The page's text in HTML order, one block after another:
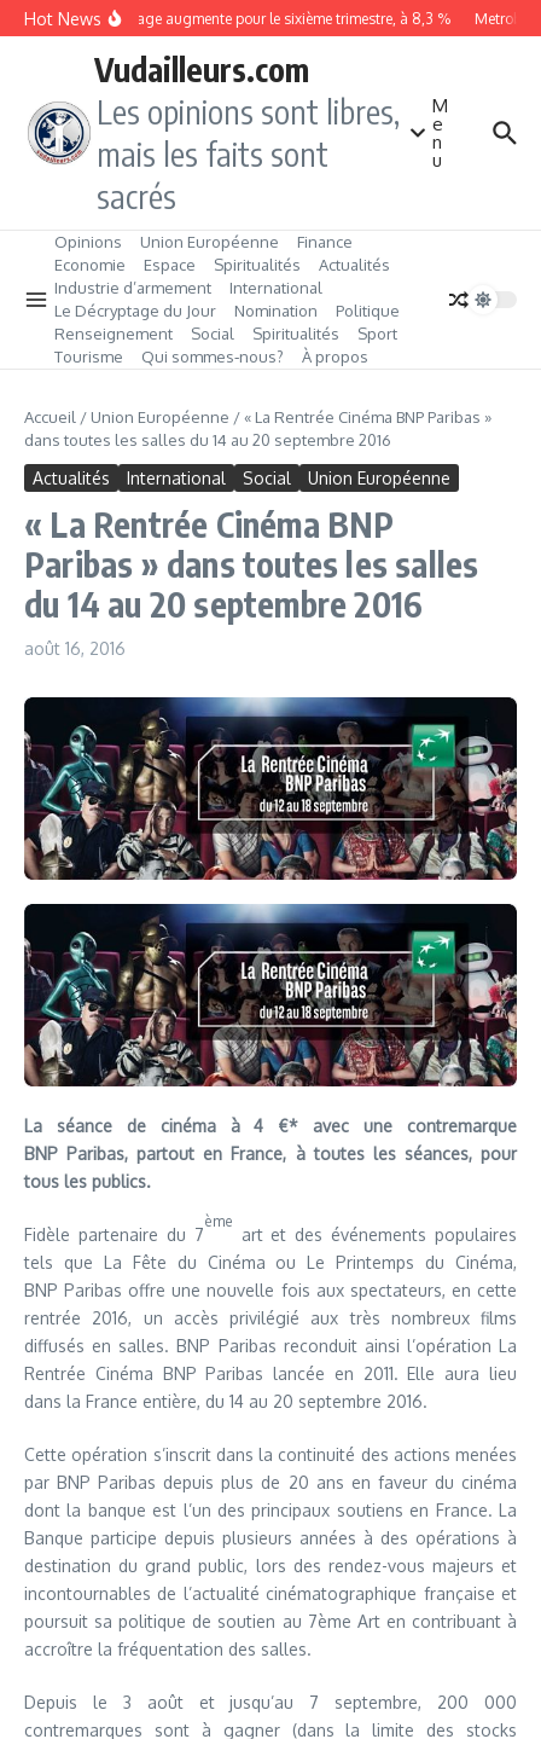
Aller au contenu
Hot NewsLe chômage augmente pour le sixième trimestre, à 8,3 % Metrobus
Vudailleurs.com
Les opinions sont libres,
mais les faits sont
sacrés
M
e
n
u
Opinions Union Européenne
Finance
Economie
Espace Spiritualités
Actualités
Industrie d’armement
International
Le Décryptage du Jour
Nomination
Politique
Renseignement
Social Spiritualités
Sport
Tourisme
Qui sommes‑nous? À propos
Accueil / Union Européenne /« La Rentrée Cinéma BNP Paribas »
dans toutes les salles du 14 au 20 septembre 2016
Actualités International Social Union Européenne
« La Rentrée Cinéma BNP
Paribas » dans toutes les salles
du 14 au 20 septembre 2016
août 16, 2016
La séance de cinéma à 4 €* avec une contremarque
BNP Paribas, partout en France, à toutes les séances, pour
tous les publics.
Fidèle partenaire du 7
ème
art et des événements populaires
tels que La Fête du Cinéma ou Le Printemps du Cinéma,
BNP Paribas offre une nouvelle fois aux spectateurs, en cette
rentrée 2016, un accès privilégié aux très nombreux films
diffusés en salles. BNP Paribas reconduit ainsi l’opération La
Rentrée Cinéma BNP Paribas lancée en 2011. Elle aura lieu
dans la France entière, du 14 au 20 septembre 2016.
Cette opération s’inscrit dans la continuité des actions menées
par BNP Paribas depuis plus de 20 ans en faveur du cinéma
dont la banque est l’un des principaux soutiens en France. La
Banque participe depuis plusieurs années à des opérations à
destination du grand public, lors des rendez-vous majeurs et
incontournables de l’actualité cinématographique française et
poursuit sa politique de soutien au 7ème Art en contribuant à
accroître la fréquentation des salles.
Depuis le 3 août et jusqu’au 7 septembre, 200 000
contremarques sont à gagner (dans la limite des stocks